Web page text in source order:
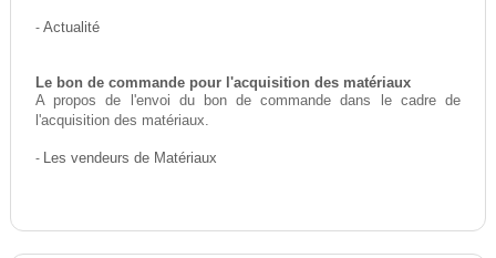
- Actualité
Le bon de commande pour l'acquisition des matériaux
A propos de l'envoi du bon de commande dans le cadre de
l'acquisition des matériaux.
- Les vendeurs de Matériaux